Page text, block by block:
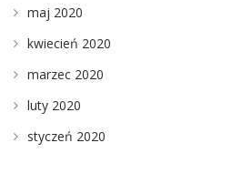
maj 2020
kwiecień 2020
marzec 2020
luty 2020
styczeń 2020